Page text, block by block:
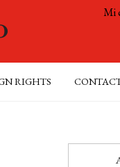
Mi
RIGHTS